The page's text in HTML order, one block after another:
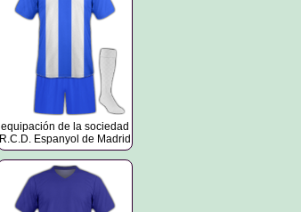
equipación de la sociedad
R.C.D. Espanyol de Madrid